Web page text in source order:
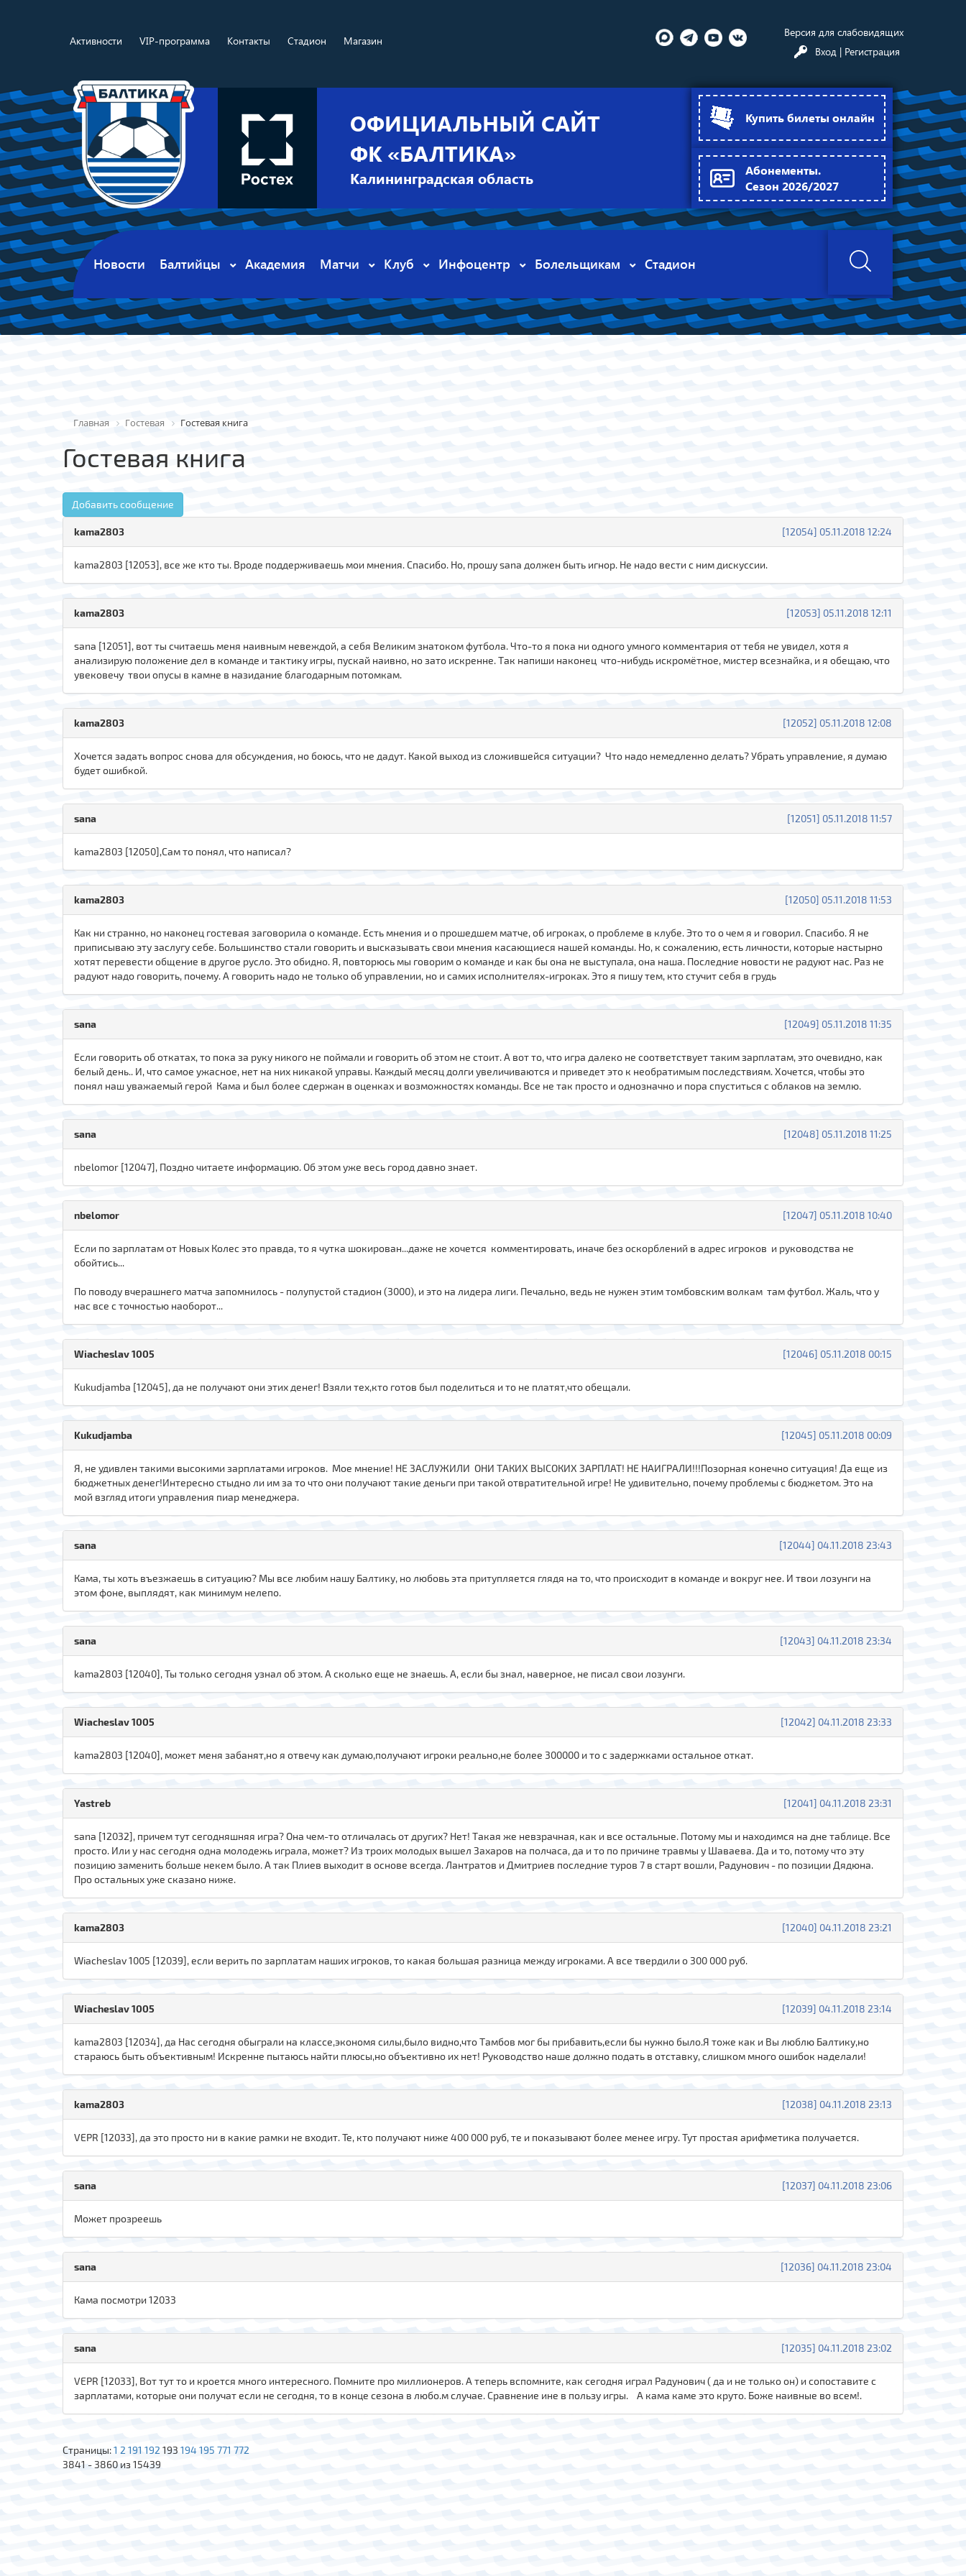
Активности VIP-программа Контакты Стадион Магазин
Версия для слабовидящих
Вход | Регистрация
ОФИЦИАЛЬНЫЙ САЙТ
ФК «БАЛТИКА»
Калининградская область
Купить билеты онлайн
Абонементы.
Сезон 2026/2027
Новости Балтийцы Академия Матчи Клуб Инфоцентр Болельщикам Стадион
Главная Гостевая Гостевая книга
Гостевая книга
Добавить сообщение
[12054] 05.11.2018 12:24
kama2803
kаmа280З [12053], все же кто ты. Вроде поддерживаешь мои мнения. Спасибо. Но, прошу sana должен быть игнор. Не надо вести с ним дискуссии.
[12053] 05.11.2018 12:11
kаmа280З
sana [12051], вот ты считаешь меня наивным невеждой, а себя Великим знатоком футбола. Что-то я пока ни одного умного комментария от тебя не увидел, хотя я
анализирую положение дел в команде и тактику игры, пускай наивно, но зато искренне. Так напиши наконец что-нибудь искромётное, мистер всезнайка, и я обещаю, что
увековечу твои опусы в камне в назидание благодарным потомкам.
[12052] 05.11.2018 12:08
kama2803
Хочется задать вопрос снова для обсуждения, но боюсь, что не дадут. Какой выход из сложившейся ситуации? Что надо немедленно делать? Убрать управление, я думаю
будет ошибкой.
[12051] 05.11.2018 11:57
sana
kama2803 [12050],Сам то понял, что написал?
[12050] 05.11.2018 11:53
kama2803
Как ни странно, но наконец гостевая заговорила о команде. Есть мнения и о прошедшем матче, об игроках, о проблеме в клубе. Это то о чем я и говорил. Спасибо. Я не
приписываю эту заслугу себе. Большинство стали говорить и высказывать свои мнения касающиеся нашей команды. Но, к сожалению, есть личности, которые настырно
хотят перевести общение в другое русло. Это обидно. Я, повторюсь мы говорим о команде и как бы она не выступала, она наша. Последние новости не радуют нас. Раз не
радуют надо говорить, почему. А говорить надо не только об управлении, но и самих исполнителях-игроках. Это я пишу тем, кто стучит себя в грудь
[12049] 05.11.2018 11:35
sana
Если говорить об откатах, то пока за руку никого не поймали и говорить об этом не стоит. А вот то, что игра далеко не соответствует таким зарплатам, это очевидно, как
белый день.. И, что самое ужасное, нет на них никакой управы. Каждый месяц долги увеличиваются и приведет это к необратимым последствиям. Хочется, чтобы это
понял наш уважаемый герой Кама и был более сдержан в оценках и возможностях команды. Все не так просто и однозначно и пора спуститься с облаков на землю.
[12048] 05.11.2018 11:25
sana
nbelomor [12047], Поздно читаете информацию. Об этом уже весь город давно знает.
[12047] 05.11.2018 10:40
nbelomor
Если по зарплатам от Новых Колес это правда, то я чутка шокирован...даже не хочется комментировать, иначе без оскорблений в адрес игроков и руководства не
обойтись...
По поводу вчерашнего матча запомнилось - полупустой стадион (3000), и это на лидера лиги. Печально, ведь не нужен этим томбовским волкам там футбол. Жаль, что у
нас все с точностью наоборот...
[12046] 05.11.2018 00:15
Wiacheslav 1005
Kukudjamba [12045], да не получают они этих денег! Взяли тех,кто готов был поделиться и то не платят,что обещали.
[12045] 05.11.2018 00:09
Kukudjamba
Я, не удивлен такими высокими зарплатами игроков. Мое мнение! НЕ ЗАСЛУЖИЛИ ОНИ ТАКИХ ВЫСОКИХ ЗАРПЛАТ! НЕ НАИГРАЛИ!!!Позорная конечно ситуация! Да еще из
бюджетных денег!Интересно стыдно ли им за то что они получают такие деньги при такой отвратительной игре! Не удивительно, почему проблемы с бюджетом. Это на
мой взгляд итоги управления пиар менеджера.
[12044] 04.11.2018 23:43
sana
Кама, ты хоть въезжаешь в ситуацию? Мы все любим нашу Балтику, но любовь эта притупляется глядя на то, что происходит в команде и вокруг нее. И твои лозунги на
этом фоне, выплядят, как минимум нелепо.
[12043] 04.11.2018 23:34
sana
kama2803 [12040], Ты только сегодня узнал об этом. А сколько еще не знаешь. А, если бы знал, наверное, не писал свои лозунги.
[12042] 04.11.2018 23:33
Wiacheslav 1005
kama2803 [12040], может меня забанят,но я отвечу как думаю,получают игроки реально,не более 300000 и то с задержками остальное откат.
[12041] 04.11.2018 23:31
Yastreb
sana [12032], причем тут сегодняшняя игра? Она чем-то отличалась от других? Нет! Такая же невзрачная, как и все остальные. Потому мы и находимся на дне таблице. Все
просто. Или у нас сегодня одна молодежь играла, может? Из троих молодых вышел Захаров на полчаса, да и то по причине травмы у Шаваева. Да и то, потому что эту
позицию заменить больше некем было. А так Плиев выходит в основе всегда. Лантратов и Дмитриев последние туров 7 в старт вошли, Радунович - по позиции Дядюна.
Про остальных уже сказано ниже.
[12040] 04.11.2018 23:21
kama2803
Wiacheslav 1005 [12039], если верить по зарплатам наших игроков, то какая большая разница между игроками. А все твердили о 300 000 руб.
[12039] 04.11.2018 23:14
Wiacheslav 1005
kama2803 [12034], да Нас сегодня обыграли на классе,экономя силы,было видно,что Тамбов мог бы прибавить,если бы нужно было.Я тоже как и Вы люблю Балтику,но
стараюсь быть объективным! Искренне пытаюсь найти плюсы,но объективно их нет! Руководство наше должно подать в отставку, слишком много ошибок наделали!
[12038] 04.11.2018 23:13
kama2803
VEPR [12033], да это просто ни в какие рамки не входит. Те, кто получают ниже 400 000 руб, те и показывают более менее игру. Тут простая арифметика получается.
[12037] 04.11.2018 23:06
sana
Может прозреешь
[12036] 04.11.2018 23:04
sana
Кама посмотри 12033
[12035] 04.11.2018 23:02
sana
VEPR [12033], Вот тут то и кроется много интересного. Помните про миллионеров. А теперь вспомните, как сегодня играл Радунович ( да и не только он) и сопоставите с
зарплатами, которые они получат если не сегодня, то в конце сезона в любо.м случае. Сравнение ине в пользу игры. А кама каме это круто. Боже наивные во всем!.
Страницы:1 2 191 192 193 194 195 771 772
3841 - 3860 из 15439